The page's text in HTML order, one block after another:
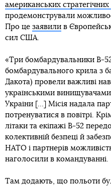
американських
продемонстрували
Про це заявили в
сил США.
«Три бомбардувальники B-
бомбардувального крила з
Дакота) провели важливі
українськими
України […] Місія надала
потренуватися в повітрі.
літаки та екіпажі B-52
колективній безпеці й
НАТО і партнерів
наголосили в командуванні.
Там додають, що польоти